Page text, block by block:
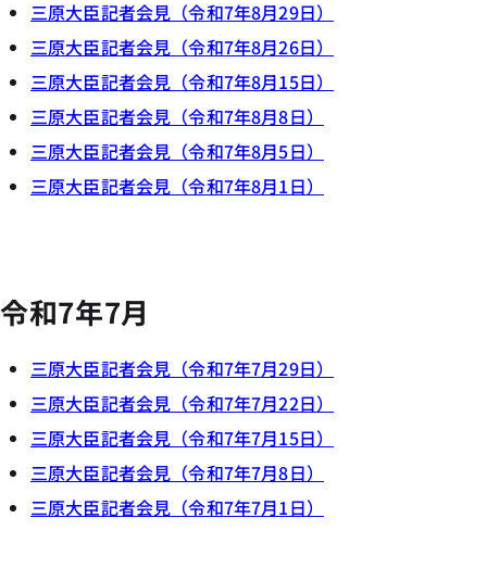
三原大臣記者会見（令和7年8月29日）
三原大臣記者会見（令和7年8月26日）
三原大臣記者会見（令和7年8月15日）
三原大臣記者会見（令和7年8月8日）
三原大臣記者会見（令和7年8月5日）
三原大臣記者会見（令和7年8月1日）
令和7年7月
三原大臣記者会見（令和7年7月29日）
三原大臣記者会見（令和7年7月22日）
三原大臣記者会見（令和7年7月15日）
三原大臣記者会見（令和7年7月8日）
三原大臣記者会見（令和7年7月1日）